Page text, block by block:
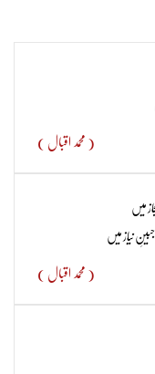
( محمد اقبال )
میں​
نیاز میں
( محمد اقبال )